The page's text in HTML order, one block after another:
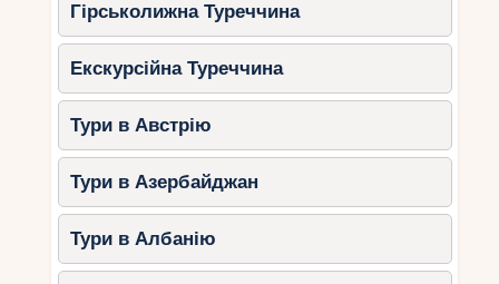
Гірськолижна Туреччина
Екскурсійна Туреччина
Тури в Австрію
Тури в Азербайджан
Тури в Албанію